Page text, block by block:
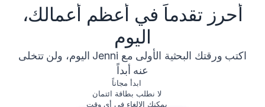
أحرز تقدماً في أعظم أعمالك،
اليوم
اكتب ورقتك البحثية الأولى مع Jenni اليوم، ولن تتخلى
عنه أبداً
ابدأ مجاناً
لا نطلب بطاقة ائتمان
يمكنك الإلغاء في أي وقت